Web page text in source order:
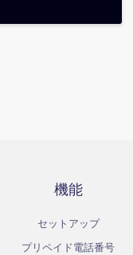
機能
セットアップ
プリペイド電話番号